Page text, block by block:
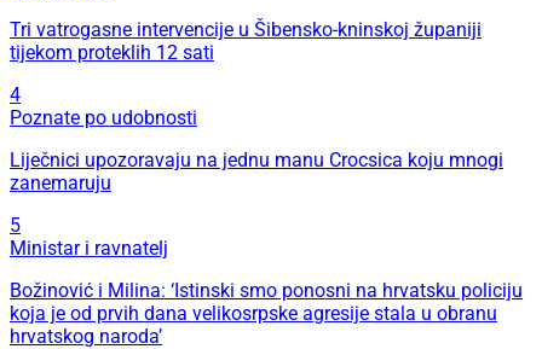
Tri vatrogasne intervencije u Šibensko-kninskoj županiji
tijekom proteklih 12 sati
4
Poznate po udobnosti
Liječnici upozoravaju na jednu manu Crocsica koju mnogi
zanemaruju
5
Ministar i ravnatelj
Božinović i Milina: ‘Istinski smo ponosni na hrvatsku policiju
koja je od prvih dana velikosrpske agresije stala u obranu
hrvatskog naroda’